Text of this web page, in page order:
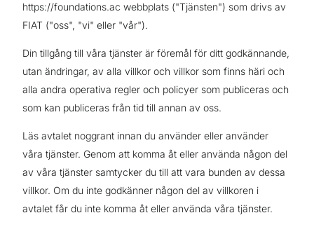
https://foundations.ac webbplats ("Tjänsten") som drivs av
FIAT ("oss", "vi" eller "vår").
Din tillgång till våra tjänster är föremål för ditt godkännande,
utan ändringar, av alla villkor och villkor som finns häri och
alla andra operativa regler och policyer som publiceras och
som kan publiceras från tid till annan av oss.
Läs avtalet noggrant innan du använder eller använder
våra tjänster. Genom att komma åt eller använda någon del
av våra tjänster samtycker du till att vara bunden av dessa
villkor. Om du inte godkänner någon del av villkoren i
avtalet får du inte komma åt eller använda våra tjänster.